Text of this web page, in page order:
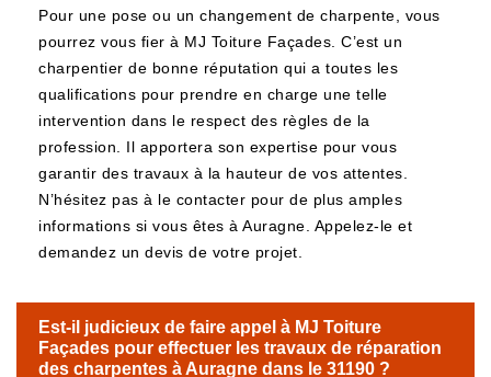
Pour une pose ou un changement de charpente, vous
pourrez vous fier à MJ Toiture Façades. C’est un
charpentier de bonne réputation qui a toutes les
qualifications pour prendre en charge une telle
intervention dans le respect des règles de la
profession. Il apportera son expertise pour vous
garantir des travaux à la hauteur de vos attentes.
N’hésitez pas à le contacter pour de plus amples
informations si vous êtes à Auragne. Appelez-le et
demandez un devis de votre projet.
Est-il judicieux de faire appel à MJ Toiture
Façades pour effectuer les travaux de réparation
des charpentes à Auragne dans le 31190 ?